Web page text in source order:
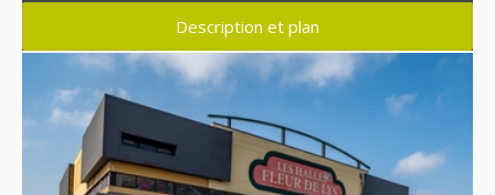
Description et plan